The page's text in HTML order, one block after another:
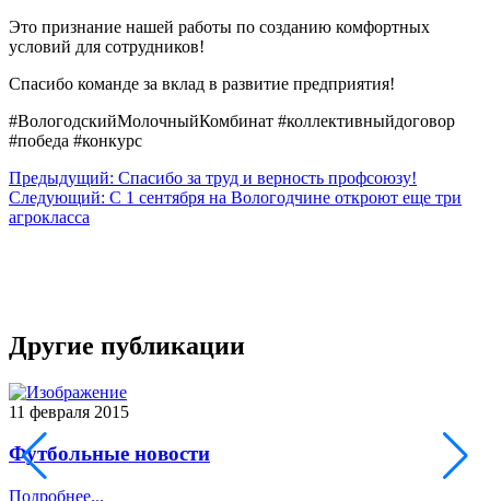
Это признание нашей работы по созданию комфортных
условий для сотрудников!
Спасибо команде за вклад в развитие предприятия!
#ВологодскийМолочныйКомбинат #коллективныйдоговор
#победа #конкурс
Предыдущий: Спасибо за труд и верность профсоюзу!
Следующий: С 1 сентября на Вологодчине откроют еще три
агрокласса
Другие публикации
11 февраля 2015
Футбольные новости
Подробнее...